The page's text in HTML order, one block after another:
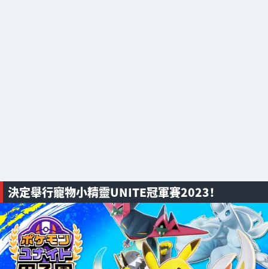
決定舉行寵物小精靈UNITE冠軍賽2023！